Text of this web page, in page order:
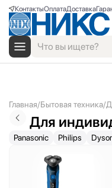
КонтактыОплатаДоставка
Главная Бытовая техника
Для
Panasonic Philips